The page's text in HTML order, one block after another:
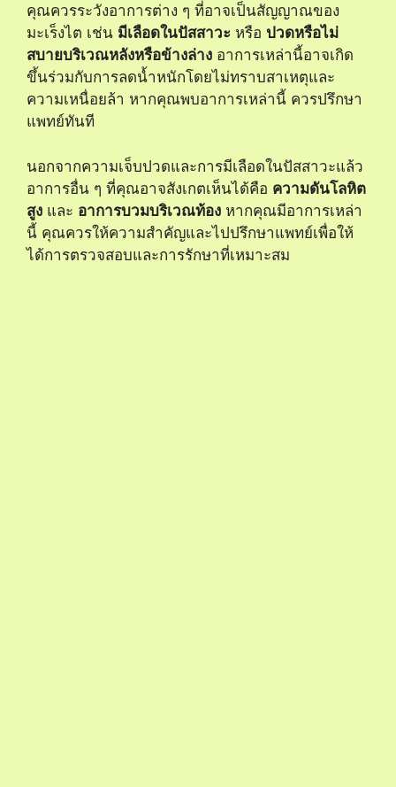
คุณควรระวังอาการต่าง ๆ ที่อาจเป็นสัญญาณของ
มะเร็งไต เช่น มีเลือดในปัสสาวะ หรือ ปวดหรือไม่
สบายบริเวณหลังหรือข้างล่าง อาการเหล่านี้อาจเกิด
ขึ้นร่วมกับการลดน้ำหนักโดยไม่ทราบสาเหตุและ
ความเหนื่อยล้า หากคุณพบอาการเหล่านี้ ควรปรึกษา
แพทย์ทันที
นอกจากความเจ็บปวดและการมีเลือดในปัสสาวะแล้ว
อาการอื่น ๆ ที่คุณอาจสังเกตเห็นได้คือ ความดันโลหิต
สูง และ อาการบวมบริเวณท้อง หากคุณมีอาการเหล่า
นี้ คุณควรให้ความสำคัญและไปปรึกษาแพทย์เพื่อให้
ได้การตรวจสอบและการรักษาที่เหมาะสม